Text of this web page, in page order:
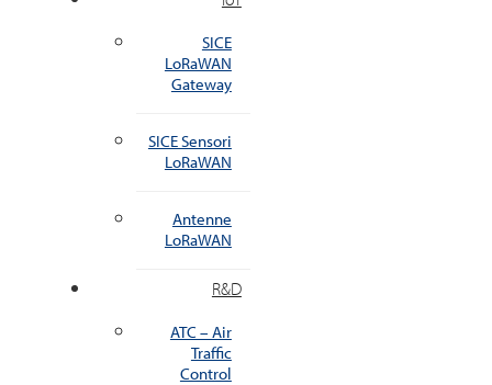
SICE
LoRaWAN
Gateway
SICE Sensori
LoRaWAN
Antenne
LoRaWAN
R&D
ATC – Air
Traffic
Control